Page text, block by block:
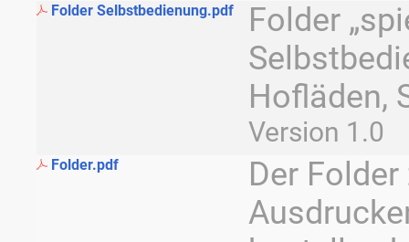
Folder Selbstbedienung.pdf
Folder
Hofläden,
Version 1.0
Folder.pdf
Der